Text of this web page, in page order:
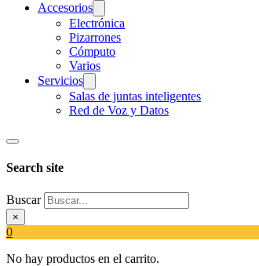
Accesorios
Electrónica
Pizarrones
Cómputo
Varios
Servicios
Salas de juntas inteligentes
Red de Voz y Datos
Search site
Buscar
×
0
No hay productos en el carrito.